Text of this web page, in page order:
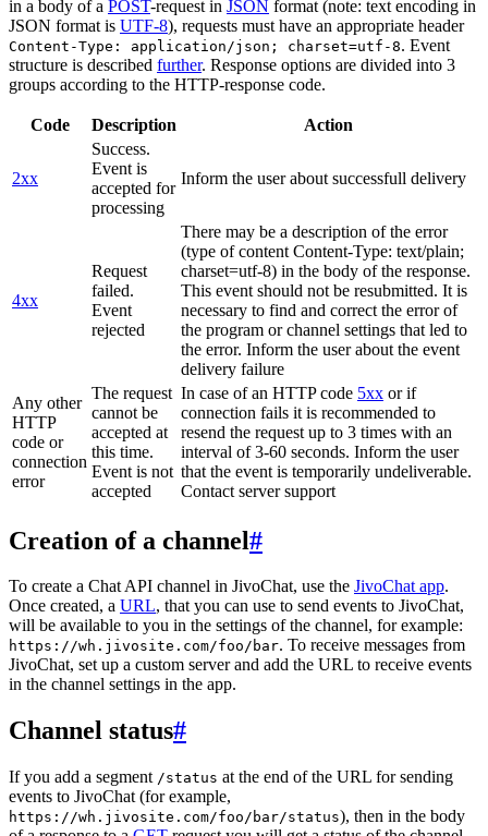
in a body of a POST-request in JSON format (note: text encoding in
JSON format is UTF-8), requests must have an appropriate header
Content-Type: application/json; charset=utf-8. Event
structure is described further. Response options are divided into 3
groups according to the HTTP-response code.
Code Description Action
2xx
Success.
Event is
accepted for
processing
Inform the user about successfull delivery
4xx
Request
failed.
Event
rejected
There may be a description of the error
(type of content Content-Type: text/plain;
charset=utf-8) in the body of the response.
This event should not be resubmitted. It is
necessary to find and correct the error of
the program or channel settings that led to
the error. Inform the user about the event
delivery failure
Any other
HTTP
code or
connection
error
The request
cannot be
accepted at
this time.
Event is not
accepted
In case of an HTTP code 5xx or if
connection fails it is recommended to
resend the request up to 3 times with an
interval of 3-60 seconds. Inform the user
that the event is temporarily undeliverable.
Contact server support
Creation of a channel#
To create a Chat API channel in JivoChat, use the JivoChat app.
Once created, a URL, that you can use to send events to JivoChat,
will be available to you in the settings of the channel, for example:
https://wh.jivosite.com/foo/bar. To receive messages from
JivoChat, set up a custom server and add the URL to receive events
in the channel settings in the app.
Channel status#
If you add a segment /status at the end of the URL for sending
events to JivoChat (for example,
https://wh.jivosite.com/foo/bar/status), then in the body